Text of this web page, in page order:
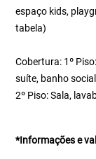
espaço kids,
tabela)
Cobertura: 1º
suíte, banho
2º Piso: Sala,
*Informações e